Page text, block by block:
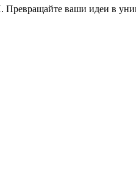
ваши идеи в